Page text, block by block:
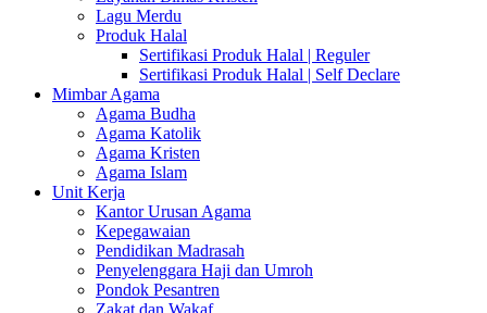
Lagu Merdu
Produk Halal
Sertifikasi Produk Halal | Reguler
Sertifikasi Produk Halal | Self Declare
Mimbar Agama
Agama Budha
Agama Katolik
Agama Kristen
Agama Islam
Unit Kerja
Kantor Urusan Agama
Kepegawaian
Pendidikan Madrasah
Penyelenggara Haji dan Umroh
Pondok Pesantren
Zakat dan Wakaf